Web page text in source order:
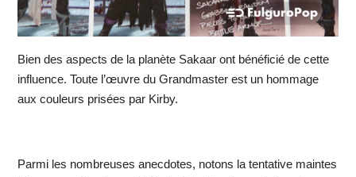
Bien des aspects de la planète Sakaar ont bénéficié de cette
influence. Toute l’œuvre du Grandmaster est un hommage
aux couleurs prisées par Kirby.
Parmi les nombreuses anecdotes, notons la tentative maintes